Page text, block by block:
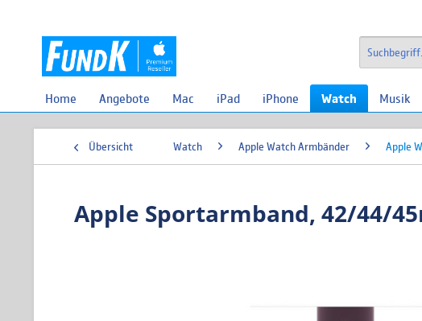
Home Angebote Mac iPad iPhone Watch Musik
Übersicht Watch Apple Watch Armbänder Apple
Apple Sportarmband, 42/44/